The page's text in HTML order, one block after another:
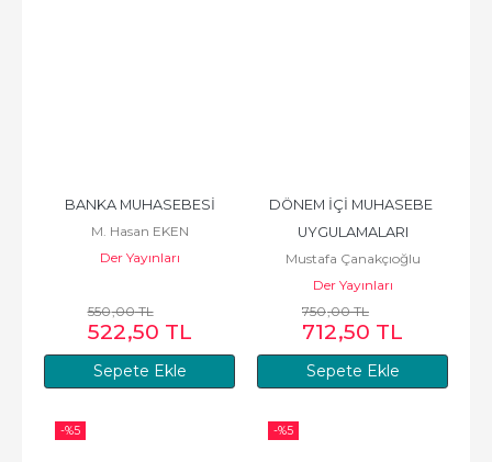
Sepete Ekle
BANKA MUHASEBESİ
M. Hasan EKEN
Der Yayınları
550,00TL
522,50 TL
Sepete Ekle
DÖNEM İÇİ MUHASEBE
UYGULAMALARI
Mustafa Çanakçıoğlu
Der Yayınları
750,00TL
712,50 TL
-%5 -%5